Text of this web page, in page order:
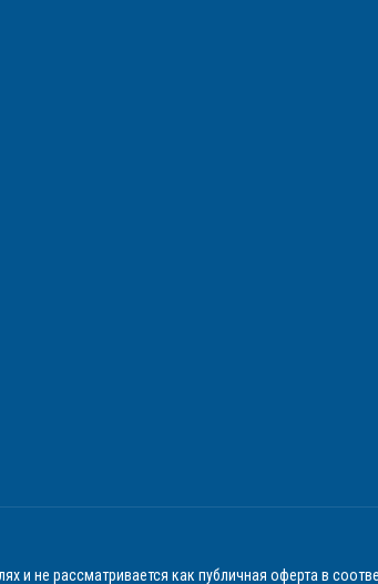
не рассматривается как публичная оферта в